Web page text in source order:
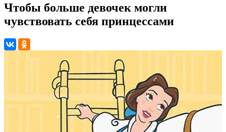
Чтобы больше девочек могли
чувствовать себя принцессами